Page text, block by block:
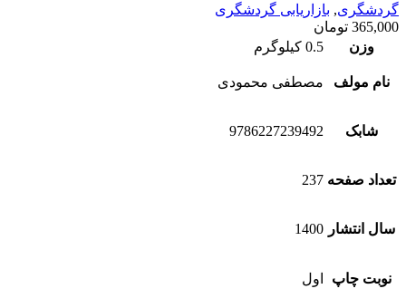
گردشگری, بازاریابی گردشگری
365,000 تومان
وزن
0.5 کیلوگرم
نام مولف مصطفی محمودی
شابک 9786227239492
تعداد صفحه 237
سال انتشار 1400
نوبت چاپ اول